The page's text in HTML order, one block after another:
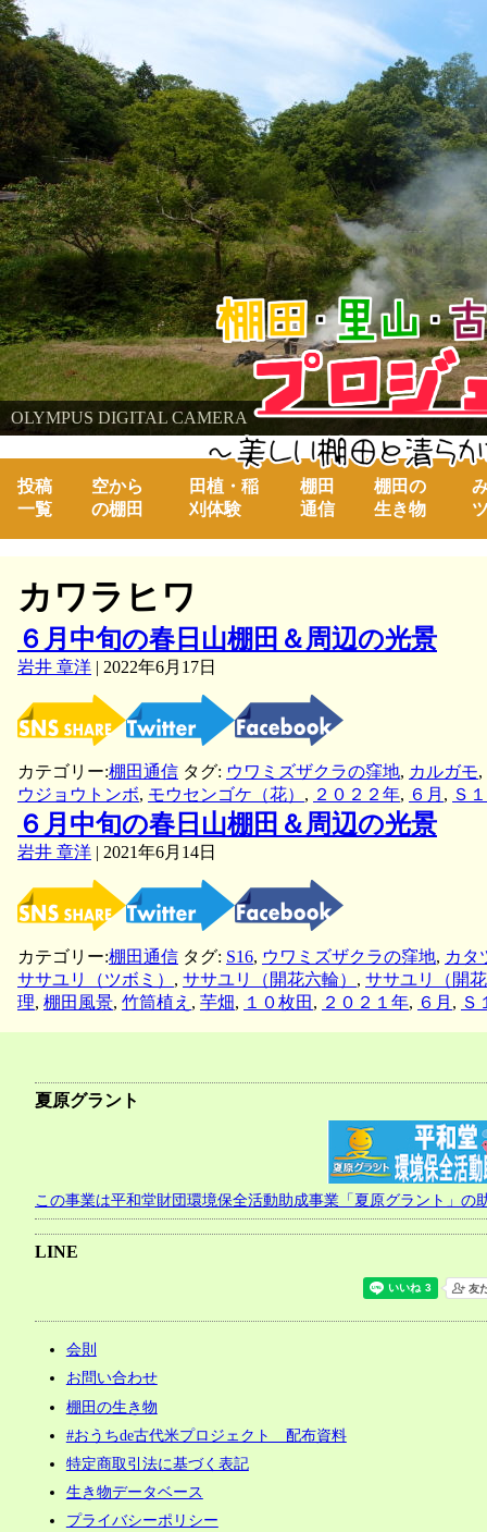
OLYMPUS DIGITAL CAMERA
～美しい棚田の自然と古代米～
棚田・里山・古代米・鮒プロジェクト
投稿
一覧
空から
の棚田
田植・稲
刈体験
棚田
通信
棚田の
生き物
カワラヒワ
６月中旬の春日山棚田＆周辺の光景
岩井 章洋 | 2022年6月17日
カテゴリー:棚田通信 タグ: ウワミズザクラの窪地, カルガモ,
ウジョウトンボ, モウセンゴケ（花） , ２０２２年, ６月 , Ｓ
６月中旬の春日山棚田＆周辺の光景
岩井 章洋 | 2021年6月14日
カテゴリー:棚田通信 タグ: S16, ウワミズザクラの窪地, カタ
ササユリ（ツボミ） , ササユリ（開花六輪） , ササユリ（開
理, 棚田風景, 竹筒植え , 芋畑, １０枚田 , ２０２１年, ６月 , Ｓ
夏原グラント
この事業は平和堂財団環境保全活動助成事業「夏原グラント」の
LINE
会則
お問い合わせ
棚田の生き物
#おうちde古代米プロジェクト 配布資料
特定商取引法に基づく表記
生き物データベース
プライバシーポリシー